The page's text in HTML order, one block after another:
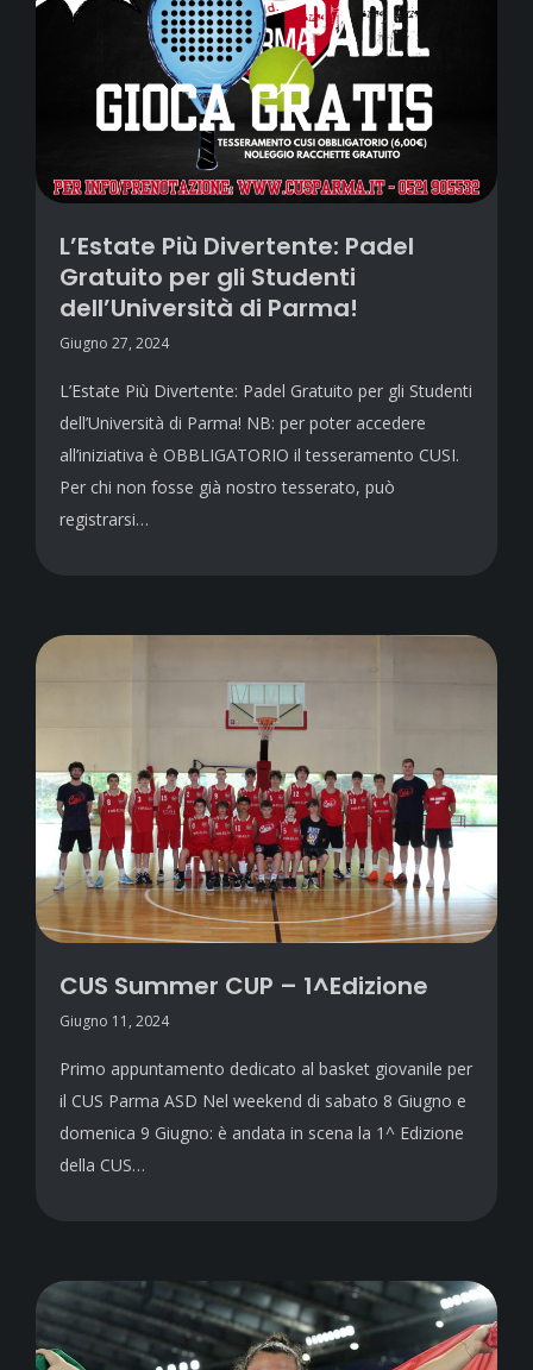
L’Estate Più Divertente: Padel
Gratuito per gli Studenti
dell’Università di Parma!
Giugno 27, 2024
L’Estate Più Divertente: Padel Gratuito per gli Studenti
dell’Università di Parma! NB: per poter accedere
all’iniziativa è OBBLIGATORIO il tesseramento CUSI.
Per chi non fosse già nostro tesserato, può
registrarsi…
CUS Summer CUP – 1^Edizione
Giugno 11, 2024
Primo appuntamento dedicato al basket giovanile per
il CUS Parma ASD Nel weekend di sabato 8 Giugno e
domenica 9 Giugno: è andata in scena la 1^ Edizione
della CUS…